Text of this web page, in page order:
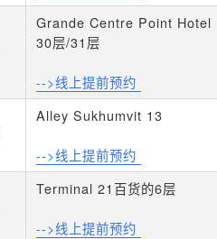
Grande Centre Point Hotel
30层/31层
-->线上提前预约
Alley Sukhumvit 13
-->线上提前预约
Terminal 21百货的6层
-->线上提前预约